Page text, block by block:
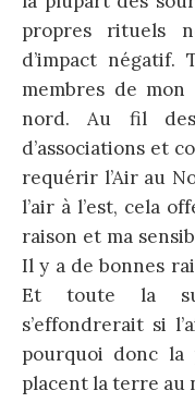
propres rituels
d’impact négatif.
membres de mon
nord. Au fil
d’associations et
requérir l’Air au
l’air à l’est, cela
raison et ma
Il y a de bonnes
Et toute la
s’effondrerait si
pourquoi donc la
placent la terre au